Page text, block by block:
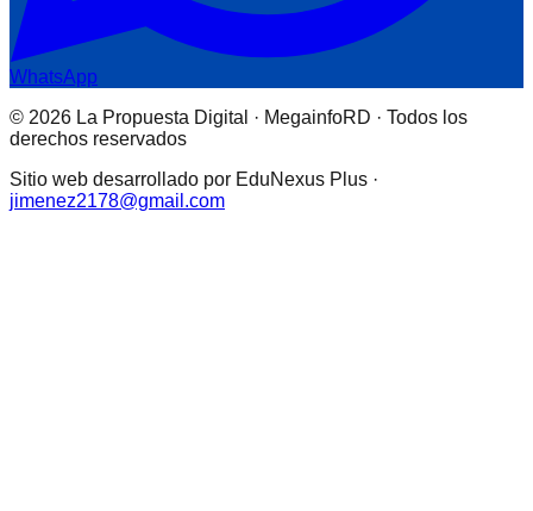
WhatsApp
© 2026 La Propuesta Digital · MegainfoRD · Todos los
derechos reservados
Sitio web desarrollado por EduNexus Plus ·
jimenez2178@gmail.com